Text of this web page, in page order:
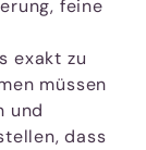
feine
exakt zu
müssen
und
dass